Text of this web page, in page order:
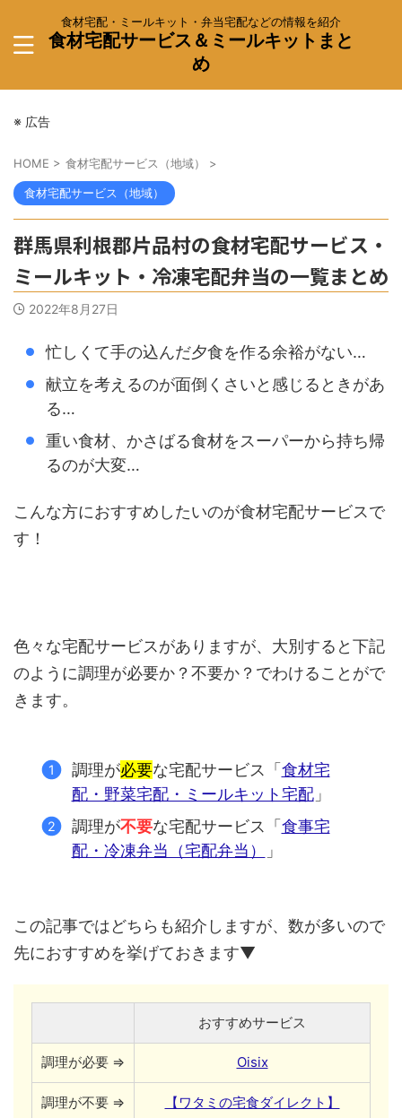
食材宅配・ミールキット・弁当宅配などの情報を紹介
食材宅配サービス＆ミールキットまと
め
※ 広告
HOME > 食材宅配サービス（地域） >
食材宅配サービス（地域）
群馬県利根郡片品村の食材宅配サービス・
ミールキット・冷凍宅配弁当の一覧まとめ
2022年8月27日
忙しくて手の込んだ夕食を作る余裕がない…
献立を考えるのが面倒くさいと感じるときがあ
る…
重い食材、かさばる食材をスーパーから持ち帰
るのが大変…
こんな方におすすめしたいのが食材宅配サービスで
す！
色々な宅配サービスがありますが、大別すると下記
のように調理が必要か？不要か？でわけることがで
きます。
調理が必要な宅配サービス「食材宅
配・野菜宅配・ミールキット宅配」
調理が不要な宅配サービス「食事宅
配・冷凍弁当（宅配弁当）
」
この記事ではどちらも紹介しますが、数が多いので
先におすすめを挙げておきます▼
おすすめサービス
調理が必要 ⇒ Oisix
調理が不要 ⇒ 【ワタミの宅食ダイレクト】